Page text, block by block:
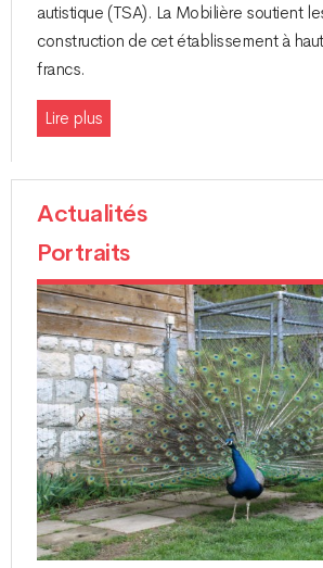
autistique (TSA). La Mobilière soutient
construction de cet établissement à
francs.
Lire plus
Actualités
Portraits